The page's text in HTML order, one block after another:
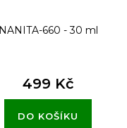
NANITA-660 - 30 ml
499 Kč
DO KOŠÍKU